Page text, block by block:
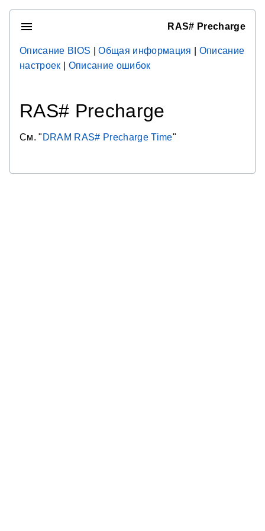
RAS# Precharge
Описание BIOS |Общая информация
Описание
настроек
Описание ошибок
RAS# Precharge
См. " DRAM RAS# Precharge Time"